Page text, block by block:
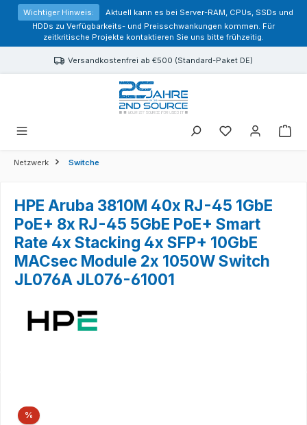
springen
Wichtiger Hinweis:
Aktuell kann es bei Server-RAM, CPUs, SSDs und
HDDs zu Verfügbarkeits- und Preisschwankungen kommen. Für
zeitkritische Projekte kontaktieren Sie uns bitte frühzeitig.
Versandkostenfrei ab €500 (Standard-Paket DE)
Sie haben 0
Netzwerk Switche
HPE Aruba 3810M 40x RJ-45 1GbE
PoE+ 8x RJ-45 5GbE PoE+ Smart
Rate 4x Stacking 4x SFP+ 10GbE
MACsec Module 2x 1050W Switch
JL076A JL076-61001
Bildergalerie überspringen
% Rabatt